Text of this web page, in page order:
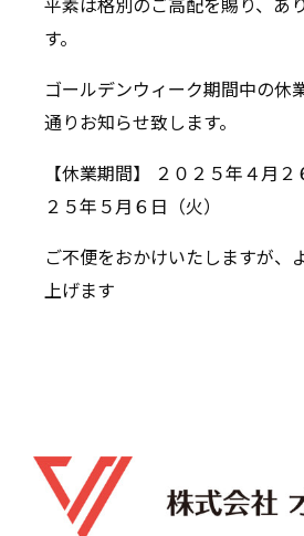
す。
ゴールデンウィーク期間中の休
通りお知らせ致します。
【休業期間】 ２０２５年４月
２５年５月６日（火）
ご不便をおかけいたしますが、
上げます